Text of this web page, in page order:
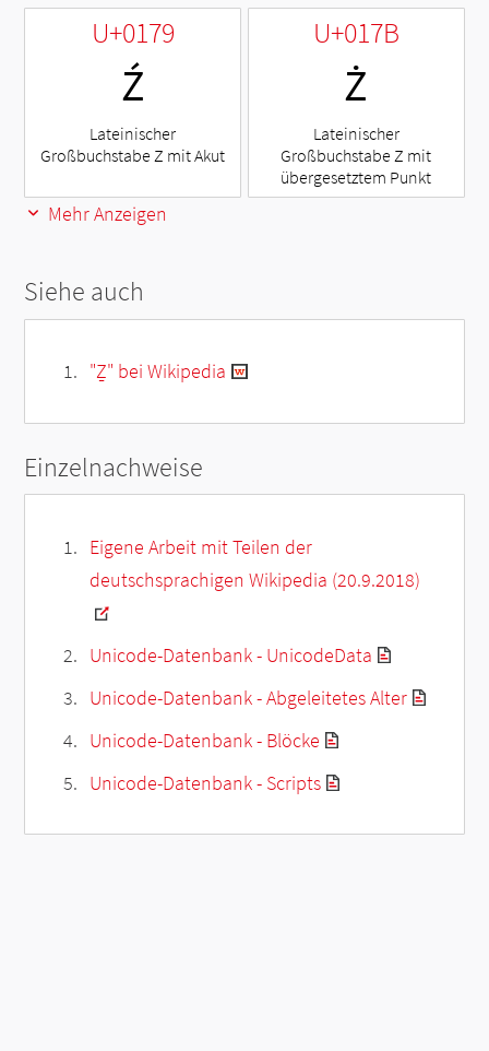
U+0179
Ź
Lateinischer
Großbuchstabe Z mit Akut
U+017B
Ż
Lateinischer
Großbuchstabe Z mit
übergesetztem Punkt
Mehr Anzeigen
Siehe auch
"Ẕ" bei Wikipedia
Einzelnachweise
Eigene Arbeit mit Teilen der
deutschsprachigen Wikipedia (20.9.2018)
Unicode-Datenbank - UnicodeData
Unicode-Datenbank - Abgeleitetes Alter
Unicode-Datenbank - Blöcke
Unicode-Datenbank - Scripts